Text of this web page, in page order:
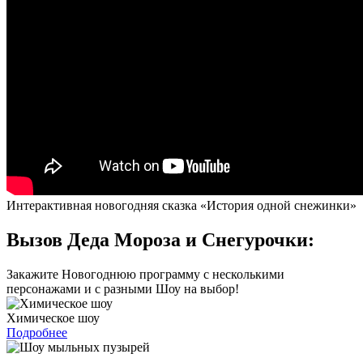
Интерактивная новогодняя сказка «История одной снежинки»
Вызов Деда Мороза и Снегурочки:
Закажите Новогоднюю программу с несколькими
персонажами и с разными Шоу на выбор!
Химическое шоу
Подробнее